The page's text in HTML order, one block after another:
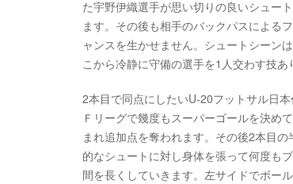
た宇野伊織選手が思い切りの良いシュー
ます。その後も相手のバックパスによる
ャンスを生かせません。シュートシーン
こから冷静に守備の選手を1人交わす技
2本目で同点にしたいU-20フットサル日
Ｆリーグで幾度もスーパーゴールを決め
まれ追加点を奪われます。その後2本目
的なシュートに対し身体を張って何度も
間を長くしていきます。左サイドでボー